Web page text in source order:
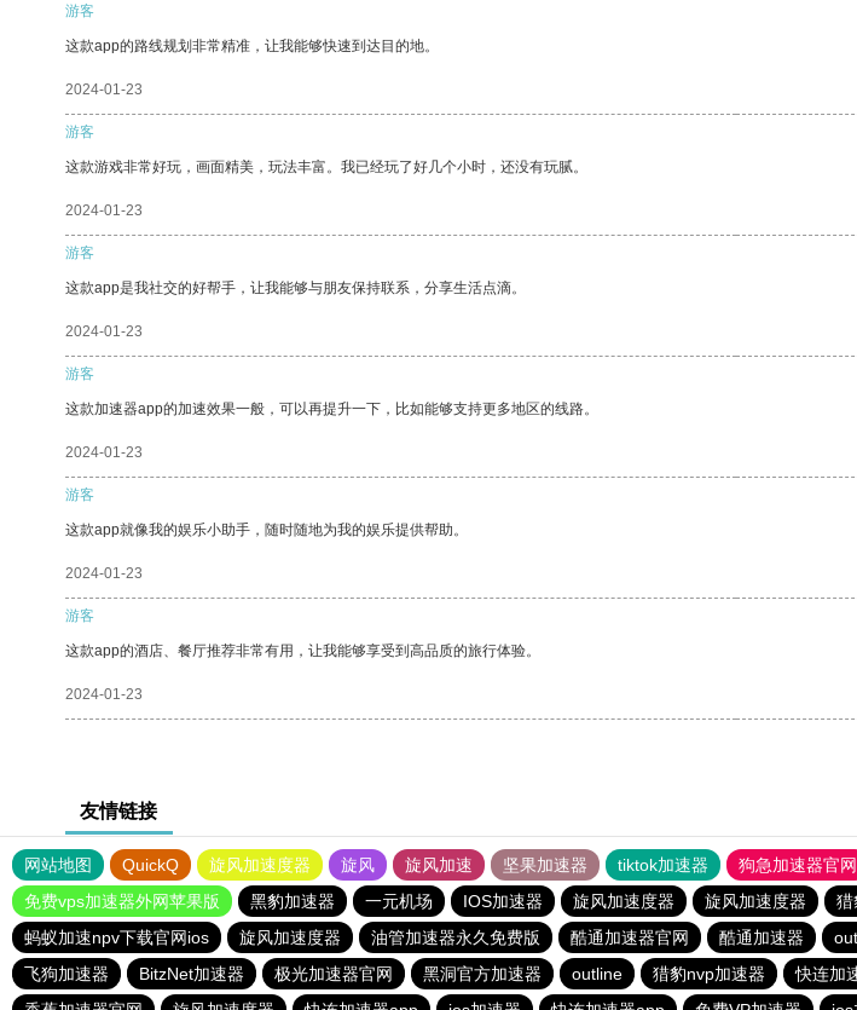
游客
这款app的路线规划非常精准，让我能够快速到达目的地。
2024-01-23
游客
这款游戏非常好玩，画面精美，玩法丰富。我已经玩了好几个小时，还没有玩腻。
2024-01-23
游客
这款app是我社交的好帮手，让我能够与朋友保持联系，分享生活点滴。
2024-01-23
游客
这款加速器app的加速效果一般，可以再提升一下，比如能够支持更多地区的线路。
2024-01-23
游客
这款app就像我的娱乐小助手，随时随地为我的娱乐提供帮助。
2024-01-23
游客
这款app的酒店、餐厅推荐非常有用，让我能够享受到高品质的旅行体验。
2024-01-23
友情链接
网站地图 QuickQ 旋风加速度器 旋风 旋风加速 坚果加速器 tiktok加速器 狗急加速器官网
免费vps加速器外网苹果版
黑豹加速器 一元机场 IOS加速器 旋风加速度器 旋风加速度器 猎
蚂蚁加速npv下载官网ios
旋风加速度器 油管加速器永久免费版 酷通加速器官网 酷通加速器
飞狗加速器
BitzNet加速器 极光加速器官网 黑洞官方加速器 outline 猎豹nvp加速器 快连加